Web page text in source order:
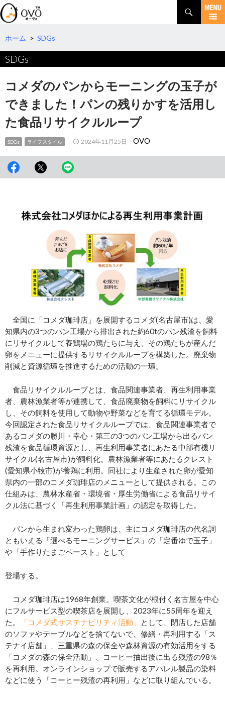
検
索
コ
テ
ツ
へ
ホーム > SDGs
SDGs
コメダのパンからモーニングの玉子が
できました！パンの残りかすを活用し
た食品リサイクルループ
SDGs ライフスタイル 2024年11月25日 OVO
全国に「コメダ珈琲店」を展開するコメダ(名古屋市)は、愛
知県内の3つのパン工場から排出された約60tのパン残渣を飼料
にリサイクルして養鶏場の鶏たちに与え、その鶏たちが産んだ
卵をメニューに提供するリサイクルループを構築した。廃棄物
削減と資源循環を推進するための活動の一環。
食品リサイクルループとは、食品関連事業者、再生利用事業
者、農林漁業者等が連携して、食品廃棄物を飼料にリサイクル
し、その飼料を使用して動物や野菜などを育てる循環モデル。
今回認定された食品リサイクルループでは、食品関連事業者で
あるコメダの勝川・幸心・第三の3つのパン工場から出るパン
残渣を食品循環資源とし、再生利用事業者にあたる中部有機リ
サイクル(名古屋市)が飼料化。農林漁業者等にあたるクレスト
(愛知県小牧市)が養鶏に利用。同社により生産された卵が愛知
県内の一部のコメダ珈琲店のメニューとして提供される。この
仕組みは、農林水産省・環境省・厚生労働省による食品リサイ
クル法に基づく「再生利用事業計画」の認定を取得した。
パンから生まれ変わった鶏卵は、主にコメダ珈琲店の代名詞
ともいえる「選べるモーニングサービス」の「定番ゆで玉子」
や「手作りたまごペースト」として
登場する。
コメダ珈琲店は1968年創業。喫茶文化が根付く名古屋を中心
にフルサービス型の喫茶店を展開し、2023年に55周年を迎え
た。
「コメダ式サステナビリティ活動」
として、閉店した店舗
のソファやテーブルなどを捨てないで、修繕・再利用する「ス
テナイ店舗」、三重県の森の保全や森林資源の有効活用をする
「コメダの森の保全活動」、コーヒー抽出後に出る残渣の98％
を再利用。オンラインショップで販売するアパレル製品の染料
などに使う「コーヒー残渣の再利用」などに取り組んでいる。